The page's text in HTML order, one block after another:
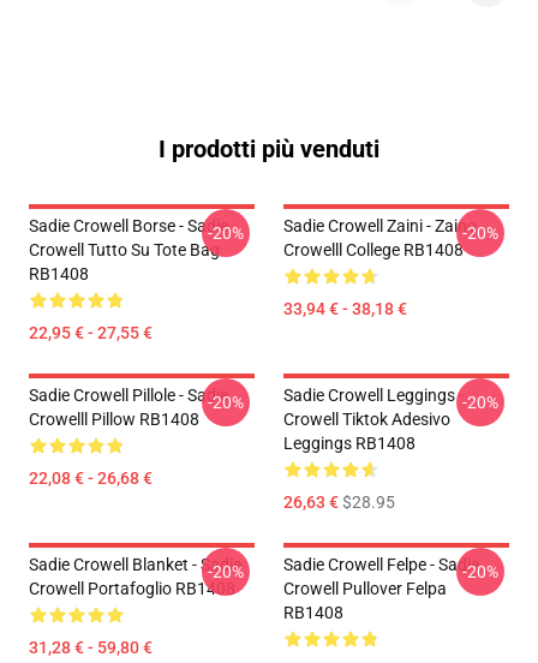
I prodotti più venduti
Sadie Crowell Borse - Sadie
Crowell Tutto Su Tote Bag
RB1408
22,95 € - 27,55 €
-20%
Sadie Crowell Zaini - Zaino
Crowelll College RB1408
33,94 € - 38,18 €
-20%
Sadie Crowell Pillole - Sadie
Crowelll Pillow RB1408
22,08 € - 26,68 €
-20%
Sadie Crowell Leggings -
Crowell Tiktok Adesivo
Leggings RB1408
26,63 €$28.95
-20%
Sadie Crowell Blanket - Sadie
Crowell Portafoglio RB1408
31,28 € - 59,80 €
-20%
Sadie Crowell Felpe - Sadie
Crowell Pullover Felpa
RB1408
-20%